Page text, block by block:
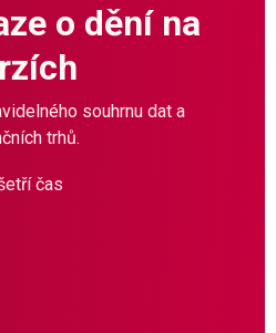
o dění na
souhrnu dat a
trhů.
čas